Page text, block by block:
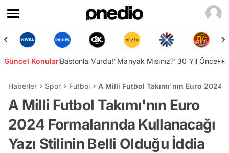
Güncel KonularBastonla Vurdu!"Manyak Mısınız?"30 Yıl Önce👀
Haberler Spor Futbol A Milli Futbol Takımı'nın Euro 2024
A Milli Futbol Takımı'nın Euro
2024 Formalarında Kullanacağı
Yazı Stilinin Belli Olduğu İddia